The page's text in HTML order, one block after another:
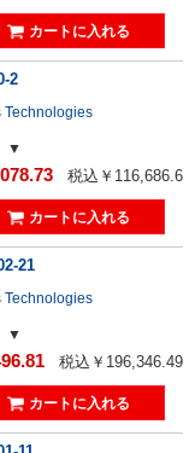
2
Technologies
税込￥116,686.6
21
Technologies
税込￥196,346.49